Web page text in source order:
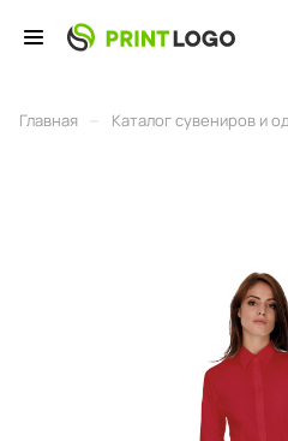
Главная Каталог сувениров и